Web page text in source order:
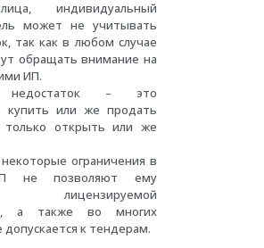
индивидуальный
может не учитывать
так как в любом случае
обращать внимание на
ИП.
– это
купить или же продать
открыть или же
ограничения в
не позволяют ему
лицензируемой
а также во многих
допускается к тендерам.